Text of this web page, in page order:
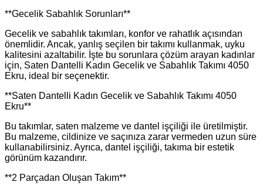
**Gecelik Sabahlık Sorunları**
Gecelik ve sabahlık takımları, konfor ve rahatlık açısından
önemlidir. Ancak, yanlış seçilen bir takımı kullanmak, uyku
kalitesini azaltabilir. İşte bu sorunlara çözüm arayan kadınlar
için, Saten Dantelli Kadın Gecelik ve Sabahlık Takımı 4050
Ekru, ideal bir seçenektir.
**Saten Dantelli Kadın Gecelik ve Sabahlık Takımı 4050
Ekru**
Bu takımlar, saten malzeme ve dantel işçiliği ile üretilmiştir.
Bu malzeme, cildinize ve saçınıza zarar vermeden uzun süre
kullanabilirsiniz. Ayrıca, dantel işçiliği, takıma bir estetik
görünüm kazandırır.
**2 Parçadan Oluşan Takım**